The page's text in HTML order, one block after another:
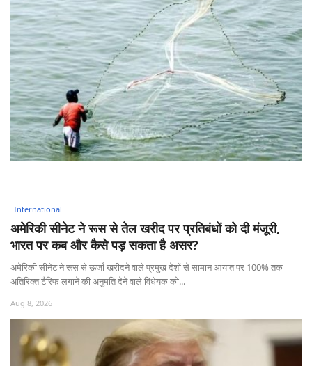
अमेरिकी सीनेट ने रूस से तेल खरीद पर प्रतिबंधों को दी मंजूरी,
भारत पर कब और कैसे पड़ सकता है असर?
अमेरिकी सीनेट ने रूस से ऊर्जा खरीदने वाले प्रमुख देशों से सामान आयात पर 100% तक
अतिरिक्त टैरिफ लगाने की अनुमति देने वाले विधेयक को...
Aug 8, 2026
International